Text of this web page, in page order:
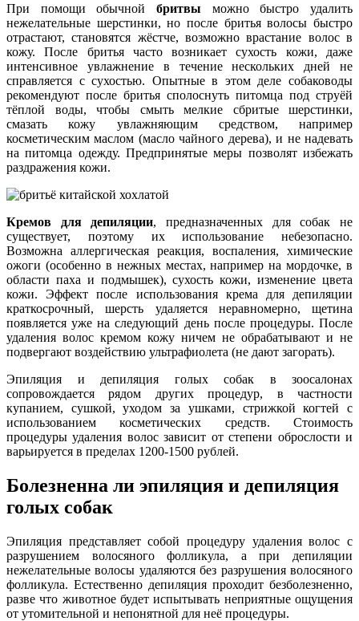
При помощи обычной бритвы можно быстро удалить
нежелательные шерстинки, но после бритья волосы быстро
отрастают, становятся жёстче, возможно врастание волос в
кожу. После бритья часто возникает сухость кожи, даже
интенсивное увлажнение в течение нескольких дней не
справляется с сухостью. Опытные в этом деле собаководы
рекомендуют после бритья сполоснуть питомца под струёй
тёплой воды, чтобы смыть мелкие сбритые шерстинки,
смазать кожу увлажняющим средством, например
косметическим маслом (масло чайного дерева), и не надевать
на питомца одежду. Предпринятые меры позволят избежать
раздражения кожи.
Кремов для депиляции, предназначенных для собак не
существует, поэтому их использование небезопасно.
Возможна аллергическая реакция, воспаления, химические
ожоги (особенно в нежных местах, например на мордочке, в
области паха и подмышек), сухость кожи, изменение цвета
кожи. Эффект после использования крема для депиляции
краткосрочный, шерсть удаляется неравномерно, щетина
появляется уже на следующий день после процедуры. После
удаления волос кремом кожу ничем не обрабатывают и не
подвергают воздействию ультрафиолета (не дают загорать).
Эпиляция и депиляция голых собак в зоосалонах
сопровождается рядом других процедур, в частности
купанием, сушкой, уходом за ушками, стрижкой когтей с
использованием косметических средств. Стоимость
процедуры удаления волос зависит от степени оброслости и
варьируется в пределах 1200-1500 рублей.
Болезненна ли эпиляция и депиляция
голых собак
Эпиляция представляет собой процедуру удаления волос с
разрушением волосяного фолликула, а при депиляции
нежелательные волосы удаляются без разрушения волосяного
фолликула. Естественно депиляция проходит безболезненно,
разве что животное будет испытывать неприятные ощущения
от утомительной и непонятной для неё процедуры.